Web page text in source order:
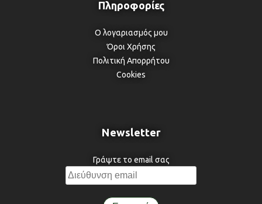
Ο λογαριασμός μου
Όροι Χρήσης
Πολιτική Απορρήτου
Cookies
Newsletter
Γράψτε το email σας